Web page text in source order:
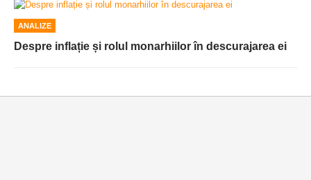
ANALIZE
Despre inflație și rolul monarhiilor în descurajarea ei